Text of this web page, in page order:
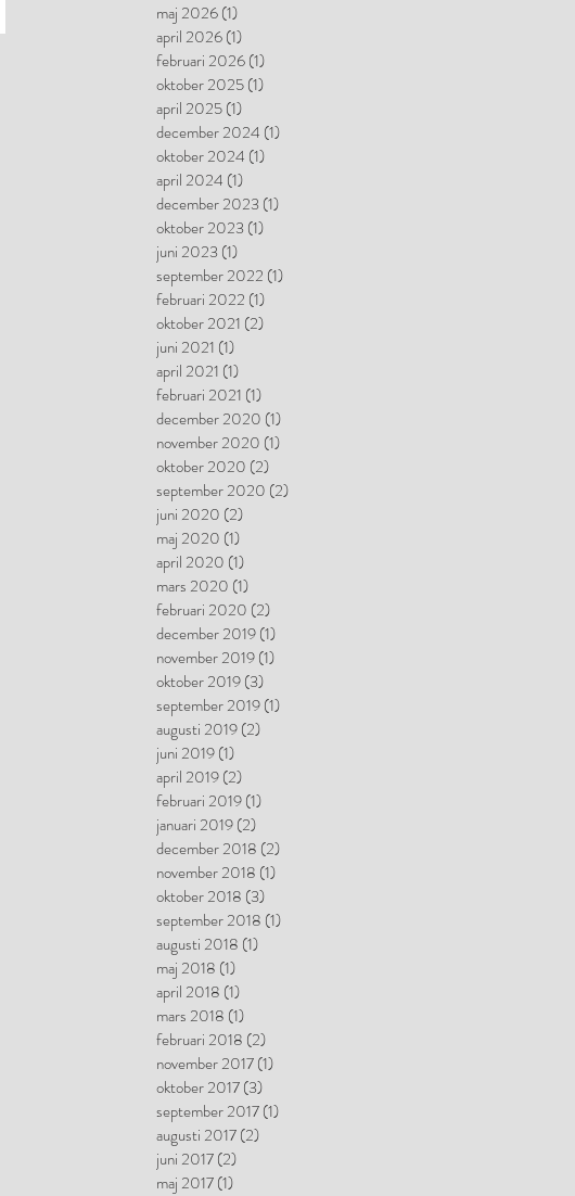
maj 2026(1)
april 2026(1)
februari 2026(1)
oktober 2025(1)
april 2025(1)
december 2024 (1)
oktober 2024 (1)
april 2024 (1)
december 2023(1)
oktober 2023(1)
juni 2023(1)
september 2022 (1)
februari 2022 (1)
oktober 2021 (2)
juni 2021 (1)
april 2021 (1)
februari 2021 (1)
december 2020 (1)
november 2020 (1)
oktober 2020 (2)
september 2020 (2)
juni 2020 (2)
maj 2020 (1)
april 2020 (1)
mars 2020 (1)
februari 2020 (2)
december 2019(1)
november 2019(1)
oktober 2019(3)
september 2019(1)
augusti 2019(2)
juni 2019(1)
april 2019(2)
februari 2019(1)
januari 2019(2)
december 2018 (2)
november 2018 (1)
oktober 2018 (3)
september 2018 (1)
augusti 2018 (1)
maj 2018 (1)
april 2018 (1)
mars 2018 (1)
februari 2018 (2)
november 2017(1)
oktober 2017(3)
september 2017(1)
augusti 2017(2)
juni 2017(2)
maj 2017(1)